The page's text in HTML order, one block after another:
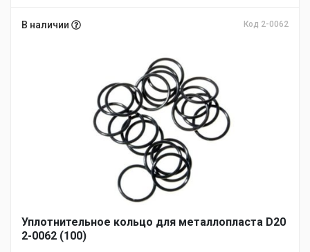
В наличии Код 2-0062
Уплотнительное кольцо для металлопласта D20
2-0062 (100)